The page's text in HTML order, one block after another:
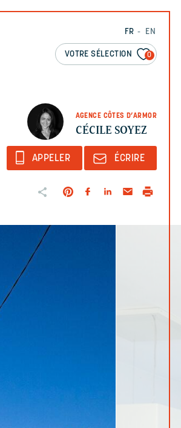
FR EN
VOTRE SÉLECTION 0
AGENCE CÔTES D’ARMOR
CÉCILE SOYEZ
APPELER ÉCRIRE